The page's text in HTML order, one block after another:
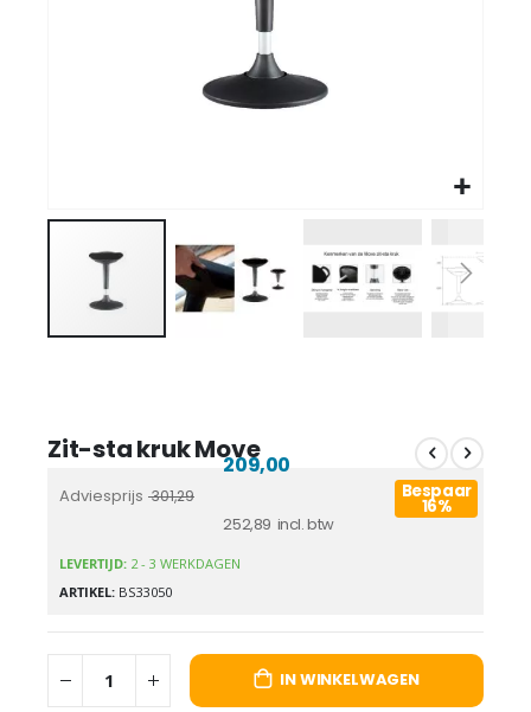
Zit-sta kruk Move
Adviesprijs 301,29
252,89
209,00
Bespaar
16%
LEVERTIJD: 2 - 3 WERKDAGEN
ARTIKEL BS33050
IN WINKELWAGEN